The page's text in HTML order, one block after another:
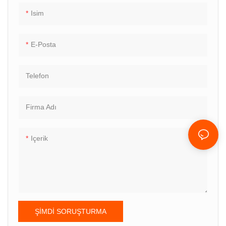
Isim
E-Posta
Telefon
Firma Adı
Içerik
ŞIMDI SORUŞTURMA
makine, değişen talepleri